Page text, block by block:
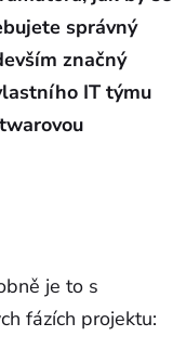
správný
značný
IT týmu
je to s
fázích projektu: